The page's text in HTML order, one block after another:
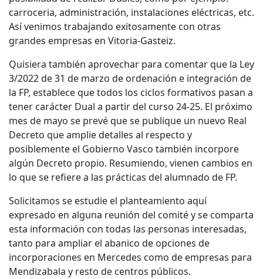
carroceria, administración, instalaciones eléctricas, etc.
Así venimos trabajando exitosamente con otras
grandes empresas en Vitoria-Gasteiz.
Quisiera también aprovechar para comentar que la Ley
3/2022 de 31 de marzo de ordenación e integración de
la FP, establece que todos los ciclos formativos pasan a
tener carácter Dual a partir del curso 24-25. El próximo
mes de mayo se prevé que se publique un nuevo Real
Decreto que amplie detalles al respecto y
posiblemente el Gobierno Vasco también incorpore
algún Decreto propio. Resumiendo, vienen cambios en
lo que se refiere a las prácticas del alumnado de FP.
Solicitamos se estudie el planteamiento aquí
expresado en alguna reunión del comité y se comparta
esta información con todas las personas interesadas,
tanto para ampliar el abanico de opciones de
incorporaciones en Mercedes como de empresas para
Mendizabala y resto de centros públicos.